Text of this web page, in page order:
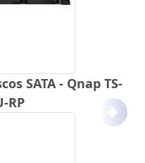
SATA - Qnap TS-
RP